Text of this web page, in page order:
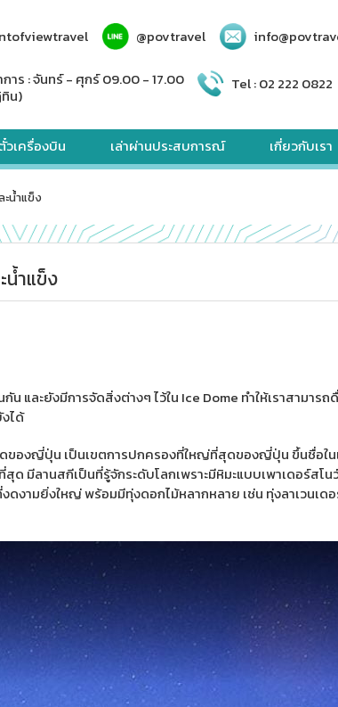
@povtravel
การ : จันทร์ - ศุกร์ 09.00 - 17.00
น)
Tel :02 222 0822
วเครื่องบิน เล่าผ่านประสบการณ์ เกี่ยวกับเรา
น้ำแข็ง
น้ำแข็ง
ละยังมีการจัดสิ่งต่างๆ ไว้ใน Ice Dome ทำให้เราสามาร
ได้
องญี่ปุ่น เป็นเขตการปกครองที่ใหญ่ที่สุดของญี่ปุ่น ขึ้นชื่อในเ
มีลานสกีเป็นที่รู้จักระดับโลกเพราะมีหิมะแบบเพาเดอร์สโ
งามยิ่งใหญ่ พร้อมมีทุ่งดอกไม้หลากหลาย เช่น ทุ่งลาเวนเ